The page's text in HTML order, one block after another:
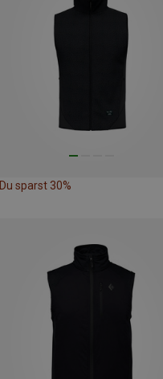
Du sparst 30%